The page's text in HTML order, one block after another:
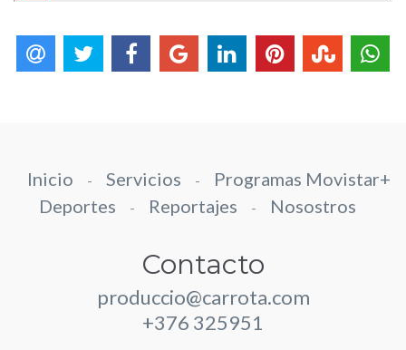
Inicio - Servicios -
Programas Movistar+
Deportes
- Reportajes - Nosostros
Contacto
produccio@carrota.com
+376 325951